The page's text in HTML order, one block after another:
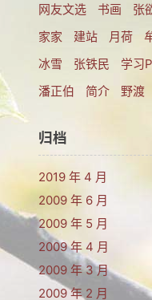
网友文选
书画 张
家家
建站 月荷
冰雪
张铁民 学习
​潘正伯
简介 野渡
归档
2019 年 4 月
2009 年 6 月
2009 年 5 月
2009 年 4 月
2009 年 3 月
2009 年 2 月